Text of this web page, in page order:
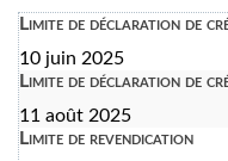
Limite de déclaration de
10 juin 2025
Limite de déclaration de
11 août 2025
Limite de revendication